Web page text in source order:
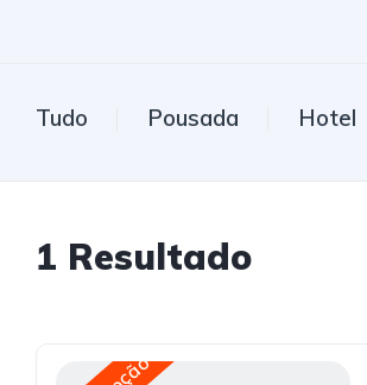
Tudo Pousada Hotel
1 Resultado